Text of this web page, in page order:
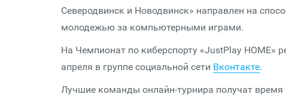
Северодвинск и Новодвинск» направлен на
молодежью за компьютерными играми.
На Чемпионат по киберспорту «JustPlay HOME»
апреля в группе социальной сети Вконтакте.
Лучшие команды онлайн-турнира получат